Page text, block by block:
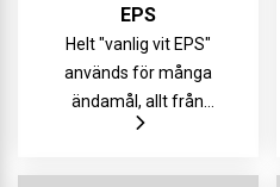
EPS
Helt "vanlig vit EPS"
används för många
ändamål, allt från
golvisolering i bostäder